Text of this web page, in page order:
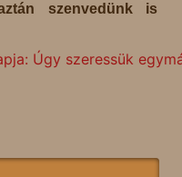
szenvedünk is
Úgy szeressük